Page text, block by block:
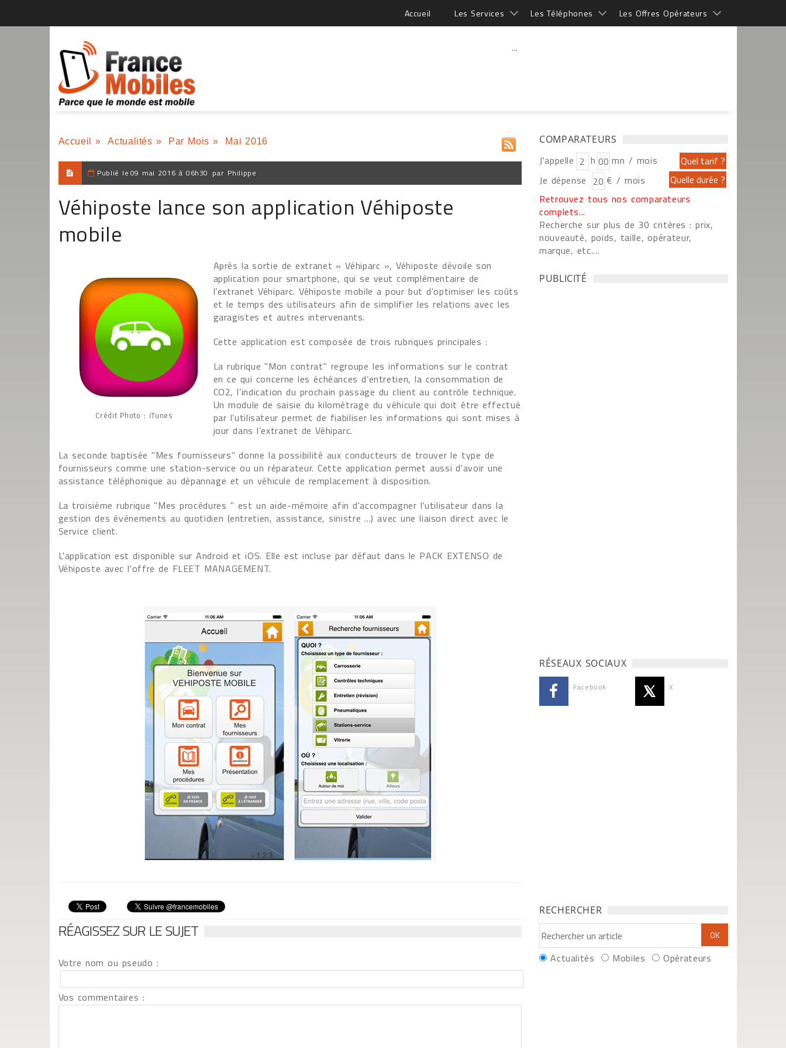
Accueil Les Services Les Téléphones Les Offres Opérateurs
...
Accueil » Actualités » Par Mois » Mai 2016
Publié le 09 mai 2016 à 06h30 par Philippe
Véhiposte lance son application Véhiposte
mobile
Crédit Photo : iTunes
Après la sortie de extranet « Véhiparc », Véhiposte dévoile son
application pour smartphone, qui se veut complémentaire de
l’extranet Véhiparc. Véhiposte mobile a pour but d'optimiser les coûts
et le temps des utilisateurs afin de simplifier les relations avec les
garagistes et autres intervenants.
Cette application est composée de trois rubriques principales :
La rubrique "Mon contrat" regroupe les informations sur le contrat
en ce qui concerne les échéances d’entretien, la consommation de
CO2, l’indication du prochain passage du client au contrôle technique.
Un module de saisie du kilométrage du véhicule qui doit être effectué
par l’utilisateur permet de fiabiliser les informations qui sont mises à
jour dans l’extranet de Véhiparc.
La seconde baptisée "Mes fournisseurs" donne la possibilité aux conducteurs de trouver le type de
fournisseurs comme une station-service ou un réparateur. Cette application permet aussi d'avoir une
assistance téléphonique au dépannage et un véhicule de remplacement à disposition.
La troisième rubrique "Mes procédures " est un aide-mémoire afin d'accompagner l’utilisateur dans la
gestion des événements au quotidien (entretien, assistance, sinistre ...) avec une liaison direct avec le
Service client.
L'application est disponible sur Android et iOS. Elle est incluse par défaut dans le PACK EXTENSO de
Véhiposte avec l'offre de FLEET MANAGEMENT.
RÉAGISSEZ SUR LE SUJET
Votre nom ou pseudo :
Vos commentaires :
COMPARATEURS
J'appelle h
mn / mois
Je dépense
€ / mois
Retrouvez tous nos comparateurs
complets...
Recherche sur plus de 30 critères : prix,
nouveauté, poids, taille, opérateur,
marque, etc....
PUBLICITÉ
RÉSEAUX SOCIAUX
Facebook X
RECHERCHER
Actualités Mobiles Opérateurs